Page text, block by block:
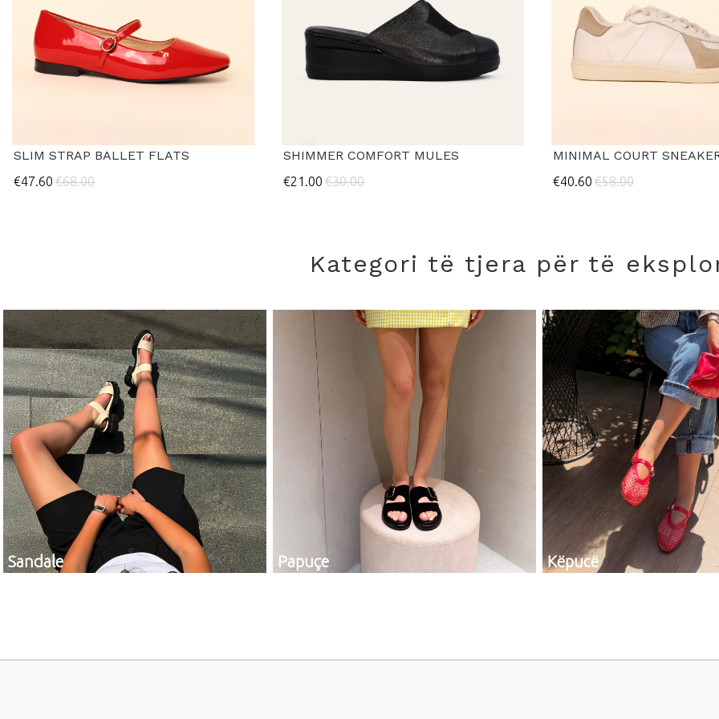
SLIM STRAP BALLET FLATS
€47.60 €68.00
SHIMMER COMFORT MULES
€21.00 €30.00
MINIMAL COURT
€40.60 €58.00
Kategori të tjera për të
Sandale Papuçe Këpucë